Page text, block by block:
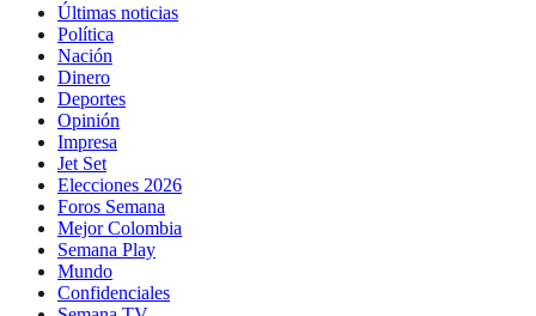
Últimas noticias
Política
Nación
Dinero
Deportes
Opinión
Impresa
Jet Set
Elecciones 2026
Foros Semana
Mejor Colombia
Semana Play
Mundo
Confidenciales